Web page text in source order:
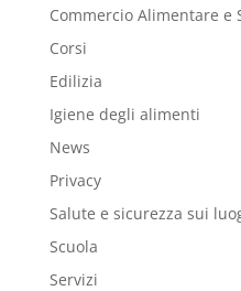
Commercio Alimentare e
Corsi
Edilizia
Igiene degli alimenti
News
Privacy
Salute e sicurezza sui
Scuola
Servizi